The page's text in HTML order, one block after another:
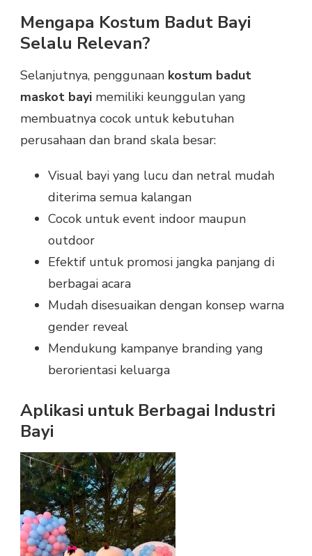
Mengapa Kostum Badut Bayi
Selalu Relevan?
Selanjutnya, penggunaan kostum badut
maskot bayi memiliki keunggulan yang
membuatnya cocok untuk kebutuhan
perusahaan dan brand skala besar:
Visual bayi yang lucu dan netral mudah
diterima semua kalangan
Cocok untuk event indoor maupun
outdoor
Efektif untuk promosi jangka panjang di
berbagai acara
Mudah disesuaikan dengan konsep warna
gender reveal
Mendukung kampanye branding yang
berorientasi keluarga
Aplikasi untuk Berbagai Industri
Bayi